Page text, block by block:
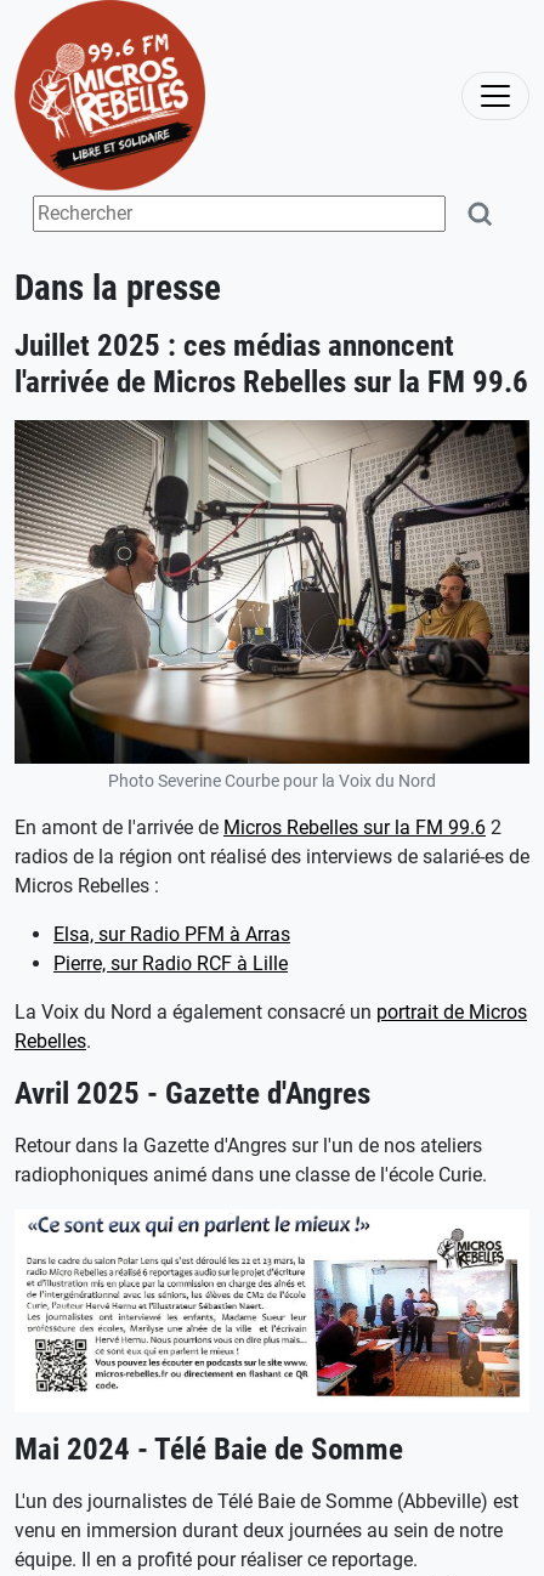
Dans la presse
Juillet 2025 : ces médias annoncent
l'arrivée de Micros Rebelles sur la FM 99.6
Photo Severine Courbe pour la Voix du Nord
En amont de l'arrivée de Micros Rebelles sur la FM 99.6 2
radios de la région ont réalisé des interviews de salarié-es de
Micros Rebelles :
Elsa, sur Radio PFM à Arras
Pierre, sur Radio RCF à Lille
La Voix du Nord a également consacré un portrait de Micros
Rebelles.
Avril 2025 - Gazette d'Angres
Retour dans la Gazette d'Angres sur l'un de nos ateliers
radiophoniques animé dans une classe de l'école Curie.
Mai 2024 - Télé Baie de Somme
L'un des journalistes de Télé Baie de Somme (Abbeville) est
venu en immersion durant deux journées au sein de notre
équipe. Il en a profité pour réaliser ce reportage.